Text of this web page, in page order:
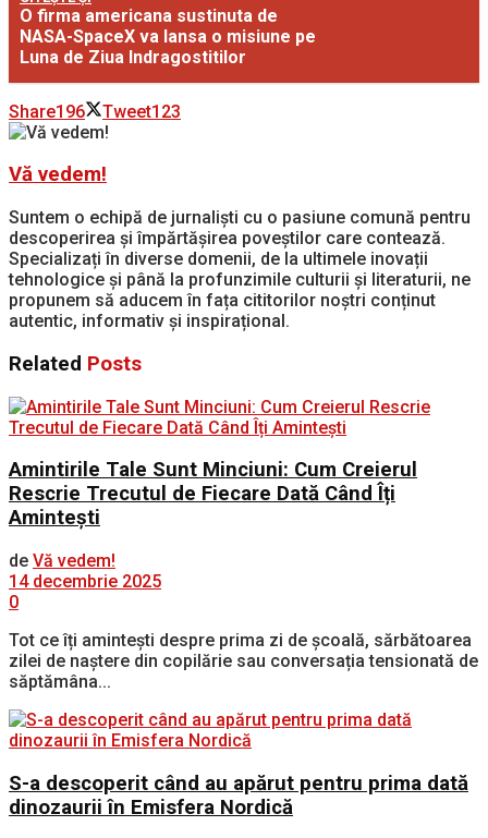
O firma americana sustinuta de
NASA-SpaceX va lansa o misiune pe
Luna de Ziua Indragostitilor
Share196 Tweet123
Vă vedem!
Suntem o echipă de jurnaliști cu o pasiune comună pentru
descoperirea și împărtășirea poveștilor care contează.
Specializați în diverse domenii, de la ultimele inovații
tehnologice și până la profunzimile culturii și literaturii, ne
propunem să aducem în fața cititorilor noștri conținut
autentic, informativ și inspirațional.
Related Posts
Amintirile Tale Sunt Minciuni: Cum Creierul
Rescrie Trecutul de Fiecare Dată Când Îți
Amintești
de Vă vedem!
14 decembrie 2025
0
Tot ce îți amintești despre prima zi de școală, sărbătoarea
zilei de naștere din copilărie sau conversația tensionată de
săptămâna...
S-a descoperit când au apărut pentru prima dată
dinozaurii în Emisfera Nordică